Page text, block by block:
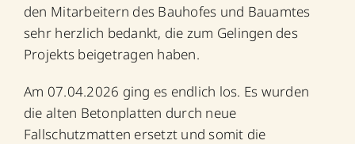
den Mitarbeitern des Bauhofes und Bauamtes
sehr herzlich bedankt, die zum Gelingen des
Projekts beigetragen haben.
Am 07.04.2026 ging es endlich los. Es wurden
die alten Betonplatten durch neue
Fallschutzmatten ersetzt und somit die